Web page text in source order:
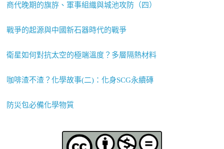
商代晚期的旗斿、軍事組織與城池攻防（四）
戰爭的起源與中國新石器時代的戰爭
衛星如何對抗太空的極端溫度？多層隔熱材料
咖啡渣不渣？化學故事(二)：化身SCG永續磚
防災包必備化學物質